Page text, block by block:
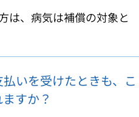
は、病気は補償の対象と
いを受けたときも、こ
すか？